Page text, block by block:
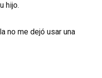
hijo.
no me dejó usar una